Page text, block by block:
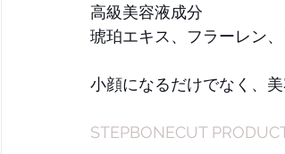
高級美容液成分
琥珀エキス、フラーレン
小顔になるだけでなく、
STEPBONECUT